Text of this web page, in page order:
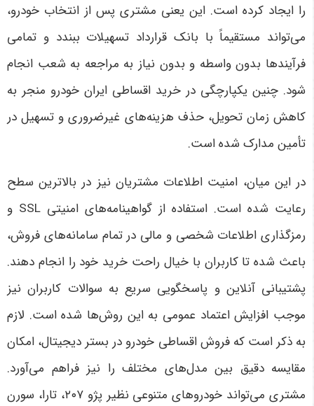
را ایجاد کرده است. این یعنی مشتری پس از انتخاب خودرو،
می‌تواند مستقیماً با بانک قرارداد تسهیلات ببندد و تمامی
فرآیندها بدون واسطه و بدون نیاز به مراجعه به شعب انجام
شود. چنین یکپارچگی در خرید اقساطی ایران خودرو منجر به
کاهش زمان تحویل، حذف هزینه‌های غیرضروری و تسهیل در
تأمین مدارک شده است.
در این میان، امنیت اطلاعات مشتریان نیز در بالاترین سطح
رعایت شده است. استفاده از گواهینامه‌های امنیتی
و
رمزگذاری اطلاعات شخصی و مالی در تمام سامانه‌های فروش،
باعث شده تا کاربران با خیال راحت خرید خود را انجام دهند.
پشتیبانی آنلاین و پاسخگویی سریع به سوالات کاربران نیز
موجب افزایش اعتماد عمومی به این روش‌ها شده است. لازم
به ذکر است که فروش اقساطی خودرو در بستر دیجیتال، امکان
مقایسه دقیق بین مدل‌های مختلف را نیز فراهم می‌آورد.
مشتری می‌تواند خودروهای متنوعی نظیر پژو۲۰۷، تارا، سورن